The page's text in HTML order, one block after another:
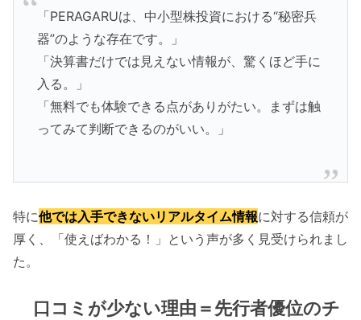
「PERAGARUは、中小型株投資における“秘密兵
器”のような存在です。」
「決算書だけでは見えない情報が、驚くほど手に
入る。」
「無料でも体験できる点がありがたい。まずは触
ってみて判断できるのがいい。」
特に他では入手できないリアルタイム情報に対する信頼が
厚く、「使えばわかる！」という声が多く見受けられまし
た。
口コミが少ない理由＝先行者優位のチ